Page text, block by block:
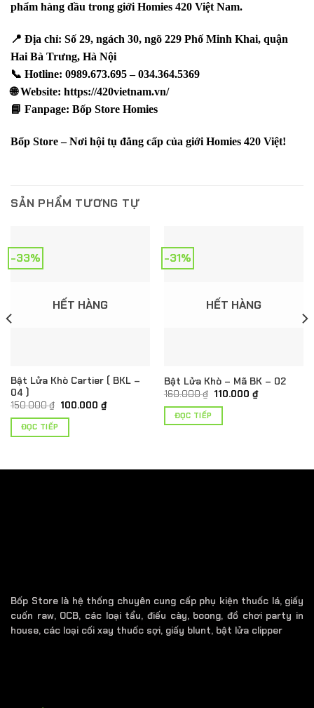
phẩm hàng đầu trong giới Homies 420 Việt Nam.
📍 Địa chỉ: Số 29, ngách 30, ngõ 229 Phố Minh Khai, quận
Hai Bà Trưng, Hà Nội
📞 Hotline: 0989.673.695 – 034.364.5369
🌐 Website: https://420vietnam.vn/
📘 Fanpage: Bốp Store Homies
Bốp Store – Nơi hội tụ đẳng cấp của giới Homies 420 Việt!
SẢN PHẨM TƯƠNG TỰ
-33%
HẾT HÀNG
Bật Lửa Khò Cartier ( BKL –
04 )
150.000₫ Giá
100.000 ₫Giá
hiện
ĐỌC TIẾP
-31%
HẾT HÀNG
Bật Lửa Khò – Mã BK – 02
160.000₫ Giá
là:
110.000 ₫Giá
hiện
ĐỌC TIẾP
Bốp Store là hệ thống chuyên cung cấp phụ kiện thuốc lá, giấy
cuốn raw, OCB, các loại tẩu, điếu cày, boong, đồ chơi party in
house, các loại cối xay thuốc sợi, giấy blunt, bật lửa clipper